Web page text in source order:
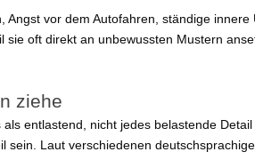
vor dem Autofahren, ständige
oft direkt an unbewussten Mustern
ziehe
entlastend, nicht jedes belastende
Laut verschiedenen